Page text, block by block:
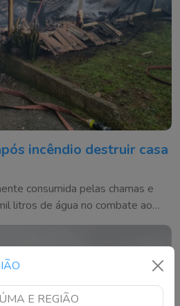
E REGIÃO
incêndio destruir casa
consumida pelas chamas e
litros de água no combate ao